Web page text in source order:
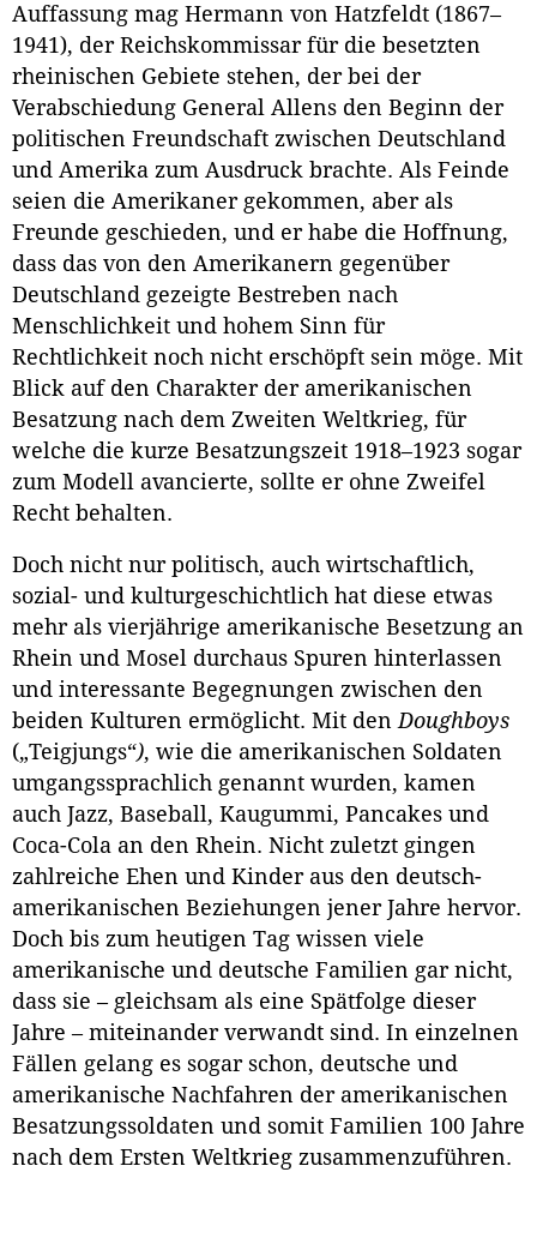
Auffassung mag Hermann von Hatzfeldt (1867–
1941), der Reichskommissar für die besetzten
rheinischen Gebiete stehen, der bei der
Verabschiedung General Allens den Beginn der
politischen Freundschaft zwischen Deutschland
und Amerika zum Ausdruck brachte. Als Feinde
seien die Amerikaner gekommen, aber als
Freunde geschieden, und er habe die Hoffnung,
dass das von den Amerikanern gegenüber
Deutschland gezeigte Bestreben nach
Menschlichkeit und hohem Sinn für
Rechtlichkeit noch nicht erschöpft sein möge. Mit
Blick auf den Charakter der amerikanischen
Besatzung nach dem Zweiten Weltkrieg, für
welche die kurze Besatzungszeit 1918–1923 sogar
zum Modell avancierte, sollte er ohne Zweifel
Recht behalten.
Doch nicht nur politisch, auch wirtschaftlich,
sozial- und kulturgeschichtlich hat diese etwas
mehr als vierjährige amerikanische Besetzung an
Rhein und Mosel durchaus Spuren hinterlassen
und interessante Begegnungen zwischen den
beiden Kulturen ermöglicht. Mit denDoughboys
(„Teigjungs“), wie die amerikanischen Soldaten
umgangssprachlich genannt wurden, kamen
auch Jazz, Baseball, Kaugummi, Pancakes und
Coca-Cola an den Rhein. Nicht zuletzt gingen
zahlreiche Ehen und Kinder aus den deutsch-
amerikanischen Beziehungen jener Jahre hervor.
Doch bis zum heutigen Tag wissen viele
amerikanische und deutsche Familien gar nicht,
dass sie – gleichsam als eine Spätfolge dieser
Jahre – miteinander verwandt sind. In einzelnen
Fällen gelang es sogar schon, deutsche und
amerikanische Nachfahren der amerikanischen
Besatzungssoldaten und somit Familien 100 Jahre
nach dem Ersten Weltkrieg zusammenzuführen.